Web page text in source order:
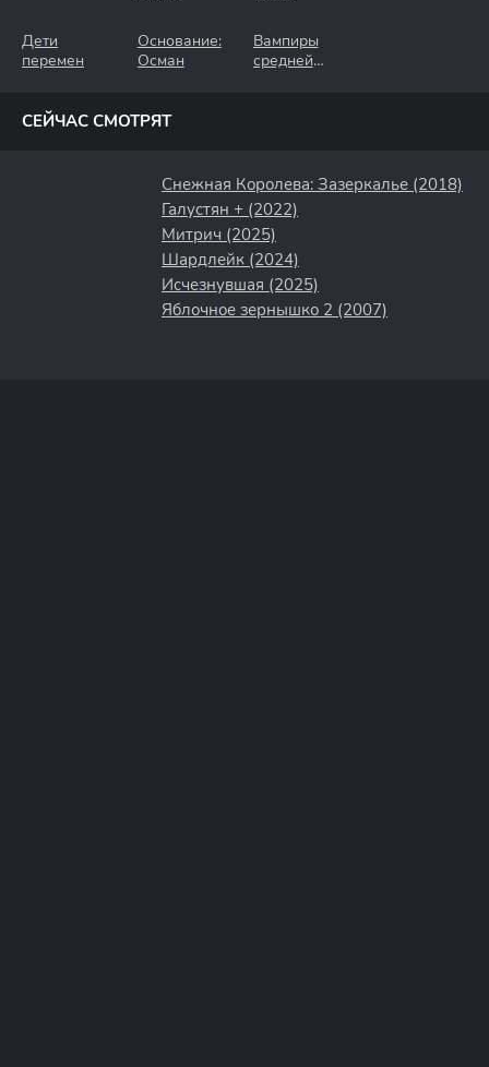
Дети
перемен
Основание:
Осман
Вампиры
средней
СЕЙЧАС СМОТРЯТ
Снежная Королева: Зазеркалье (2018)
Галустян + (2022)
Митрич (2025)
Шардлейк (2024)
Исчезнувшая (2025)
Яблочное зернышко 2 (2007)